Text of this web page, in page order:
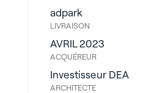
adpark
LIVRAISON
AVRIL 2023
ACQUÉREUR
Investisseur DEA
ARCHITECTE